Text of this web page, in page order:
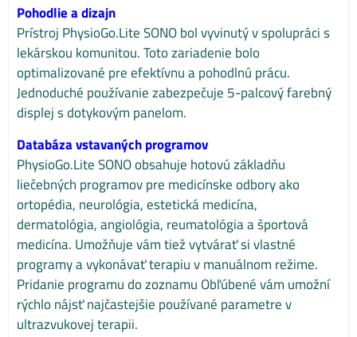
Pohodlie a dizajn
Prístroj PhysioGo.Lite SONO bol vyvinutý v spolupráci s
lekárskou komunitou. Toto zariadenie bolo
optimalizované pre efektívnu a pohodlnú prácu.
Jednoduché používanie zabezpečuje 5-palcový farebný
displej s dotykovým panelom.
Databáza vstavaných programov
PhysioGo.Lite SONO obsahuje hotovú základňu
liečebných programov pre medicínske odbory ako
ortopédia, neurológia, estetická medicína,
dermatológia, angiológia, reumatológia a športová
medicína. Umožňuje vám tiež vytvárať si vlastné
programy a vykonávať terapiu v manuálnom režime.
Pridanie programu do zoznamu Obľúbené vám umožní
rýchlo nájsť najčastejšie používané parametre v
ultrazvukovej terapii.